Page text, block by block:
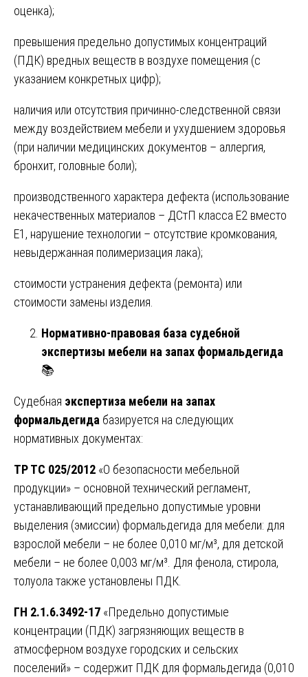
оценка);
превышения предельно допустимых концентраций
(ПДК) вредных веществ в воздухе помещения (с
указанием конкретных цифр);
наличия или отсутствия причинно-следственной связи
между воздействием мебели и ухудшением здоровья
(при наличии медицинских документов – аллергия,
бронхит, головные боли);
производственного характера дефекта (использование
некачественных материалов – ДСтП класса E2 вместо
E1, нарушение технологии – отсутствие кромкования,
невыдержанная полимеризация лака);
стоимости устранения дефекта (ремонта) или
стоимости замены изделия.
Нормативно-правовая база судебной
экспертизы мебели на запах формальдегида
📚
Судебная экспертиза мебели на запах
формальдегида базируется на следующих
нормативных документах:
ТР ТС 025/2012 «О безопасности мебельной
продукции» – основной технический регламент,
устанавливающий предельно допустимые уровни
выделения (эмиссии) формальдегида для мебели: для
взрослой мебели – не более 0,010 мг/м³, для детской
мебели – не более 0,003 мг/м³. Для фенола, стирола,
толуола также установлены ПДК.
ГН 2.1.6.3492-17 «Предельно допустимые
концентрации (ПДК) загрязняющих веществ в
атмосферном воздухе городских и сельских
поселений» – содержит ПДК для формальдегида (0,010